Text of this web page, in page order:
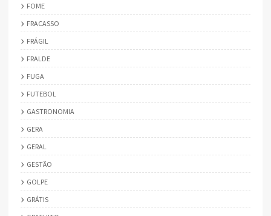
FOME
FRACASSO
FRÁGIL
FRALDE
FUGA
FUTEBOL
GASTRONOMIA
GERA
GERAL
GESTÃO
GOLPE
GRÁTIS